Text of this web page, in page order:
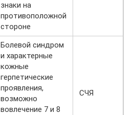
знаки на
противоположной
стороне
Болевой синдром
и характерные
кожные
герпетические
проявления,
возможно
вовлечение 7 и 8
СЧЯ